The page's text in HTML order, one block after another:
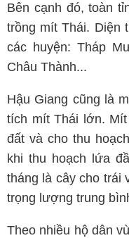
Bên cạnh đó, toàn
trồng mít Thái. Diện
các huyện: Tháp
Châu Thành...
Hậu Giang cũng là
tích mít Thái lớn.
đất và cho thu
khi thu hoạch lứa
tháng là cây cho trái
trọng lượng trung
Theo nhiều hộ dân